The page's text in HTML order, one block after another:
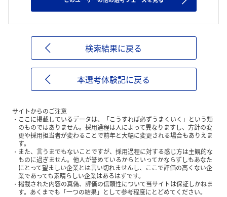
検索結果に戻る
本選考体験記に戻る
サイトからのご注意
ここに掲載しているデータは、「こうすれば必ずうまくいく」という類
のものではありません。採用過程は人によって異なりますし、方針の変
更や採用担当者が変わることで前年と大幅に変更される場合もありえま
す。
また、言うまでもないことですが、採用過程に対する感じ方は主観的な
ものに過ぎません。他人が誉めているからといってかならずしもあなた
にとって望ましい企業とは言い切れませんし、ここで評価の高くない企
業であっても素晴らしい企業はあるはずです。
掲載された内容の真偽、評価の信頼性について当サイトは保証しかねま
す。あくまでも「一つの結果」として参考程度にとどめてください。